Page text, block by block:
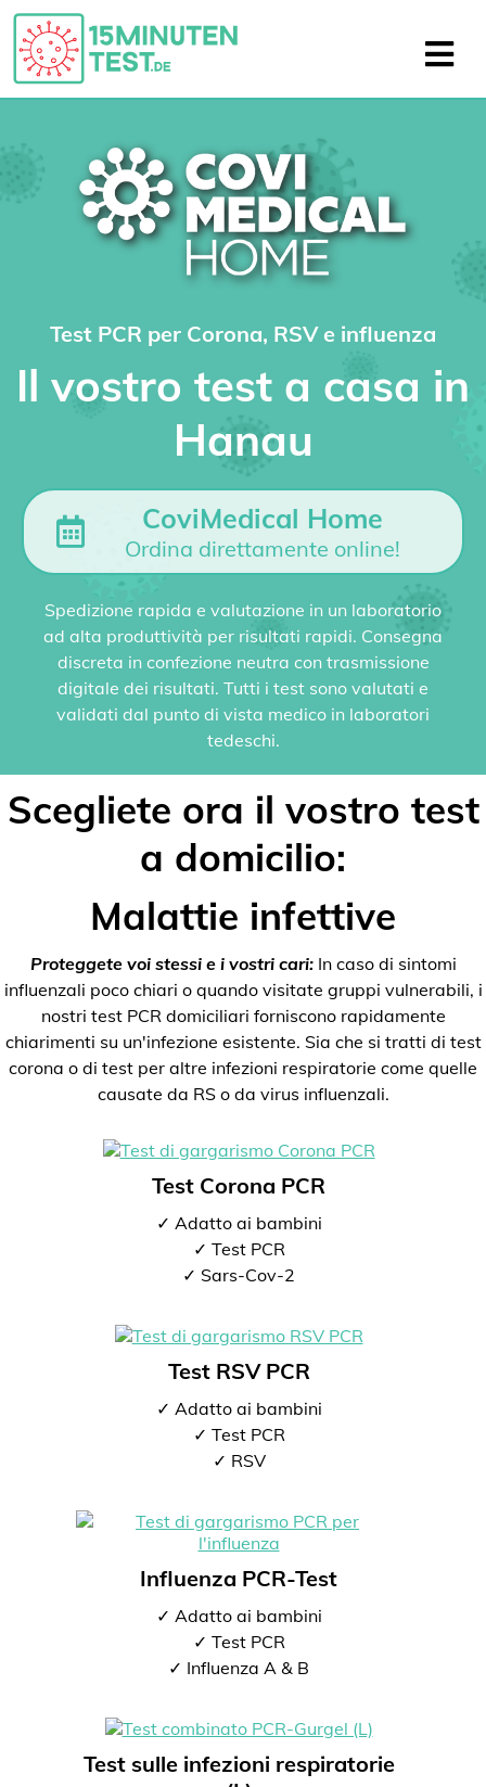
Test PCR per Corona, RSV e influenza
Il vostro test a casa in
Hanau
CoviMedical Home
Ordina direttamente online!
Spedizione rapida e valutazione in un laboratorio
ad alta produttività per risultati rapidi. Consegna
discreta in confezione neutra con trasmissione
digitale dei risultati. Tutti i test sono valutati e
validati dal punto di vista medico in laboratori
tedeschi.
Scegliete ora il vostro test
a domicilio:
Malattie infettive
Proteggete voi stessi e i vostri cari:In caso di sintomi
influenzali poco chiari o quando visitate gruppi vulnerabili, i
nostri test PCR domiciliari forniscono rapidamente
chiarimenti su un'infezione esistente. Sia che si tratti di test
corona o di test per altre infezioni respiratorie come quelle
causate da RS o da virus influenzali.
Test Corona PCR
✓ Adatto ai bambini
✓ Test PCR
✓ Sars-Cov-2
Test RSV PCR
✓ Adatto ai bambini
✓ Test PCR
✓ RSV
Influenza PCR-Test
✓ Adatto ai bambini
✓ Test PCR
✓ Influenza A & B
Test sulle infezioni respiratorie